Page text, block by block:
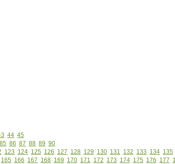
44 45
85 86 87 88 89 90
123 124 125 126 127 128 129 130 131 132 133 134 135
165 166 167 168 169 170 171 172 173 174 175 176 177